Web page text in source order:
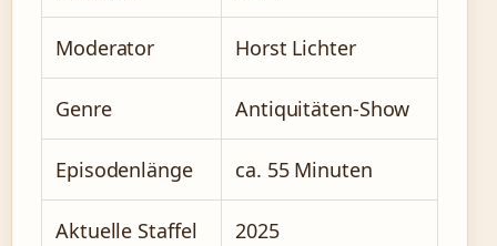
Moderator Horst Lichter
Genre Antiquitäten-Show
Episodenlänge ca. 55 Minuten
Aktuelle Staffel 2025